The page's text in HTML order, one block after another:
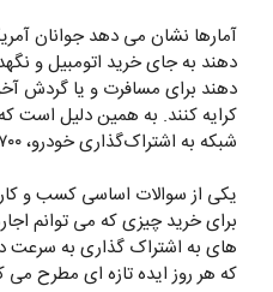
آمارها نشان می دهد جوانان
دهند به جای خرید اتومبیل و
دهند برای مسافرت و یا گردش آخر
کرایه کنند. به همین دلیل است
شبکه به اشتراک‌گذاری خودرو، ۷۰۰ هزار عضو دارد..
یکی از سوالات اساسی کسب و
برای خرید چیزی که می توانم
های به اشتراک گذاری به سرعت
که هر روز ایده تازه ای مطرح می